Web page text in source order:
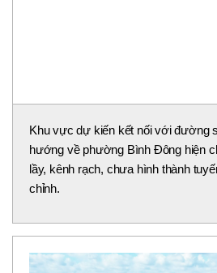
Khu vực dự kiến kết nối với đường
hướng về phường Bình Đông hiện
lầy, kênh rạch, chưa hình thành
chỉnh.